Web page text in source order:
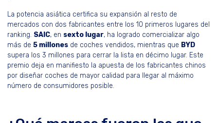
La potencia asiática certifica su expansión al resto de
mercados con dos fabricantes entre los 10 primeros lugares del
ranking. SAIC, en sexto lugar, ha logrado comercializar algo
más de 5 millones de coches vendidos, mientras que BYD
supera los 3 millones para cerrar la lista en décimo lugar. Este
premio deja en manifiesto la apuesta de los fabricantes chinos
por diseñar coches de mayor calidad para llegar al máximo
número de consumidores posible.